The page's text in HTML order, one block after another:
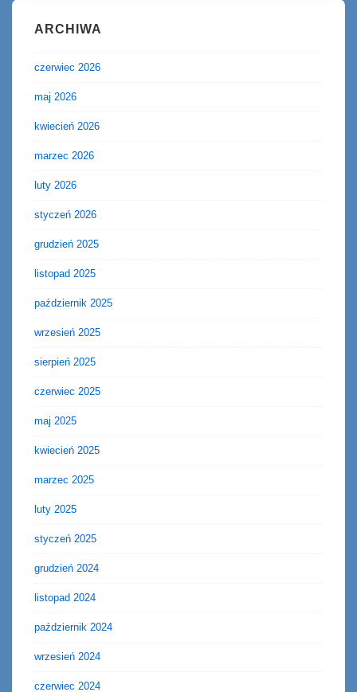
ARCHIWA
czerwiec 2026
maj 2026
kwiecień 2026
marzec 2026
luty 2026
styczeń 2026
grudzień 2025
listopad 2025
październik 2025
wrzesień 2025
sierpień 2025
czerwiec 2025
maj 2025
kwiecień 2025
marzec 2025
luty 2025
styczeń 2025
grudzień 2024
listopad 2024
październik 2024
wrzesień 2024
czerwiec 2024